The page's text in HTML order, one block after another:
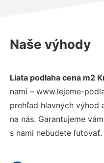
Naše výhody
Liata podlaha cena m2
nami – www.lejeme-
prehľad hlavných výhod
na nás. Garantujeme
s nami nebudete ľutovať.